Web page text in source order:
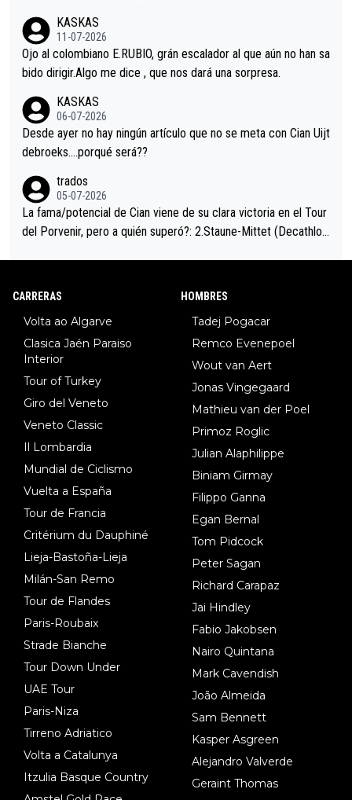
i sin pedalear, luego está el saludo con Evenepoel dándose la
mano de una manera muy fraternal, más allá de los típicos toqu
es en el hombro con que saludaba a Vingegard. Ahí hubo una in
eta, a ver si por querer poner a Del Toro con calzador en posi
ción de podio UAE y Pojacar se van complicar el tour.
KASKAS
11-07-2026
Ojo al colombiano E.RUBIO, grán escalador al que aún no han sa
bido dirigir.Algo me dice , que nos dará una sorpresa.
KASKAS
06-07-2026
Desde ayer no hay ningún artículo que no se meta con Cian Uijt
debroeks….porqué será??
trados
05-07-2026
La fama/potencial de Cian viene de su clara victoria en el Tour
del Porvenir, pero a quién superó?: 2.Staune-Mittet (Decathlon,
CARRERAS
Volta ao Algarve
Clasica Jaén Paraiso
Interior
Tour of Turkey
Giro del Veneto
Veneto Classic
Il Lombardia
Mundial de Ciclismo
Vuelta a España
Tour de Francia
Critérium du Dauphiné
Lieja-Bastoña-Lieja
Milán-San Remo
Tour de Flandes
Paris-Roubaix
Strade Bianche
Tour Down Under
UAE Tour
Paris-Niza
Tirreno Adriatico
Volta a Catalunya
Itzulia Basque Country
HOMBRES
Tadej Pogacar
Remco Evenepoel
Wout van Aert
Jonas Vingegaard
Mathieu van der Poel
Primoz Roglic
Julian Alaphilippe
Biniam Girmay
Filippo Ganna
Egan Bernal
Tom Pidcock
Peter Sagan
Richard Carapaz
Jai Hindley
Fabio Jakobsen
Nairo Quintana
Mark Cavendish
João Almeida
Sam Bennett
Kasper Asgreen
Alejandro Valverde
Geraint Thomas